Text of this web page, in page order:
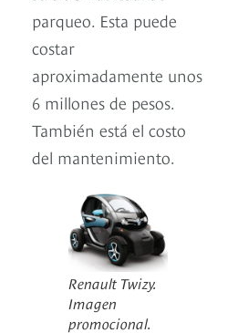
parqueo. Esta puede
costar
aproximadamente unos
6 millones de pesos.
También está el costo
del mantenimiento.
Renault Twizy.
Imagen
promocional.